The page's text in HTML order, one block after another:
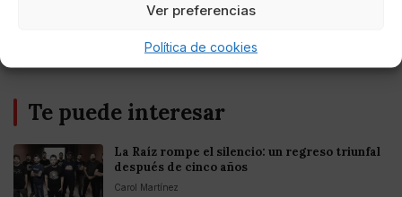
Ver preferencias
Política de cookies
Te puede interesar
La Raíz rompe el silencio: un regreso triunfal
después de cinco años
Carol Martínez